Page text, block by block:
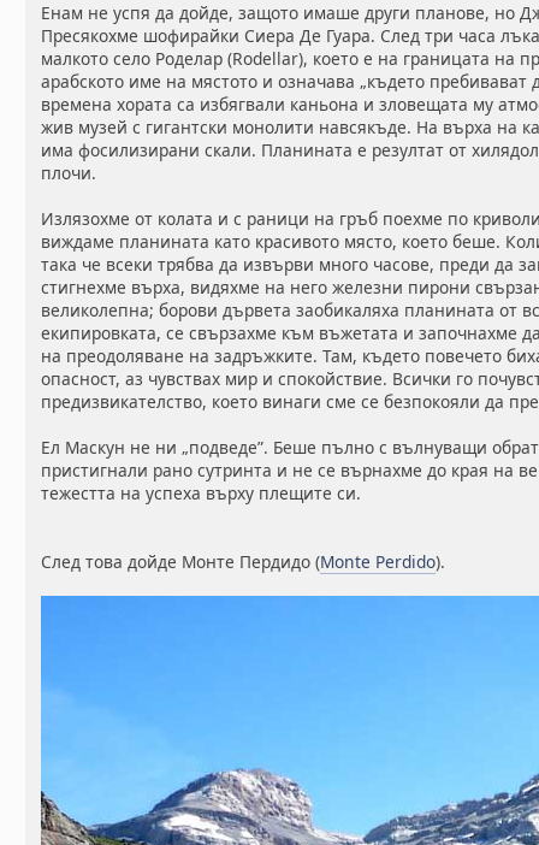
Енам не успя да дойде, защото имаше други планове, но
Пресякохме шофирайки Сиера Де Гуара. След три часа
малкото село Роделар (Rodellar), което е на границата на
арабското име на мястото и означава „където
времена хората са избягвали каньона и зловещата му
жив музей с гигантски монолити навсякъде. На върха на
има фосилизирани скали. Планината е резултат от
плочи.
Излязохме от колата и с раници на гръб поехме по
виждаме планината като красивото място, което беше.
така че всеки трябва да извърви много часове, преди да
стигнехме върха, видяхме на него железни пирони
великолепна; борови дървета заобикаляха планината от
екипировката, се свързахме към въжетата и започнахме
на преодоляване на задръжките. Там, където повечето
опасност, аз чувствах мир и спокойствие. Всички го
предизвикателство, което винаги сме се безпокояли да
Ел Маскун не ни „подведе”. Беше пълно с вълнуващи
пристигнали рано сутринта и не се върнахме до края на
тежестта на успеха върху плещите си.
След това дойде Монте Пердидо (Monte Perdido).